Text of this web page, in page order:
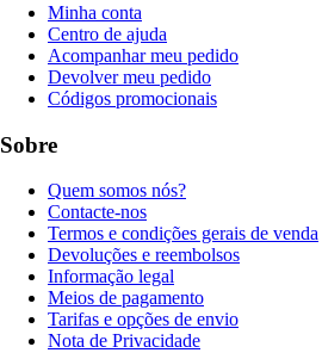
Minha conta
Centro de ajuda
Acompanhar meu pedido
Devolver meu pedido
Códigos promocionais
Sobre
Quem somos nós?
Contacte-nos
Termos e condições gerais de venda
Devoluções e reembolsos
Informação legal
Meios de pagamento
Tarifas e opções de envio
Nota de Privacidade